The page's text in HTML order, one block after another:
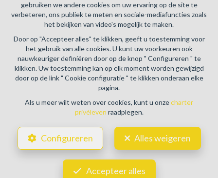
gebruiken we andere cookies om uw ervaring op de site te
verbeteren, ons publiek te meten en sociale-mediafuncties zoals
het bekijken van video's mogelijk te maken.
Door op "Accepteer alles" te klikken, geeft u toestemming voor
het gebruik van alle cookies. U kunt uw voorkeuren ook
nauwkeuriger definiëren door op de knop " Configureren " te
klikken. Uw toestemming kan op elk moment worden gewijzigd
door op de link " Cookie configuratie " te klikken onderaan elke
pagina.
Als u meer wilt weten over cookies, kunt u onzecharter
privéleven raadplegen.
Configureren Alles weigeren
Accepteer alles
BA en borgstelling via NV AXA Belgium, Troonplein 1, 1000
Brussel (polisnr. 730.390.160) Dekking geldt voor
activiteiten die in België worden uitgevoerd
Algemene gebruiksvoorwaarden van de website
Charter privéleven
Cookie configuratie
DESIGNED AND DEVELOPED BY
WEBULOUS.IMMO